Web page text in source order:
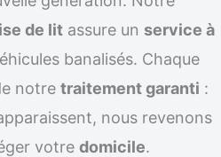
de lit assure un service à
banalisés. Chaque
notre traitement garanti :
nous revenons
votre domicile.